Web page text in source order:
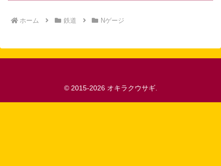
ホーム 鉄道 Nゲージ
© 2015-2026 オキラクウサギ.